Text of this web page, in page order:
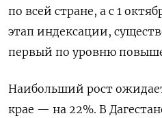
по всей стране, а с 1
этап индексации,
первый по уровню
Наибольший рост
крае — на 22%. В